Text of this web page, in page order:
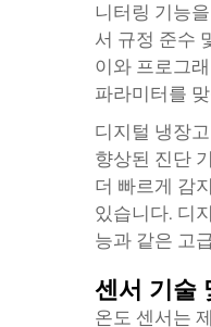
니터링 기능
서 규정 준수
이와 프로그
파라미터를
디지털 냉장
향상된 진단
더 빠르게 감
있습니다. 디
능과 같은 고
센서 기술
온도 센서는